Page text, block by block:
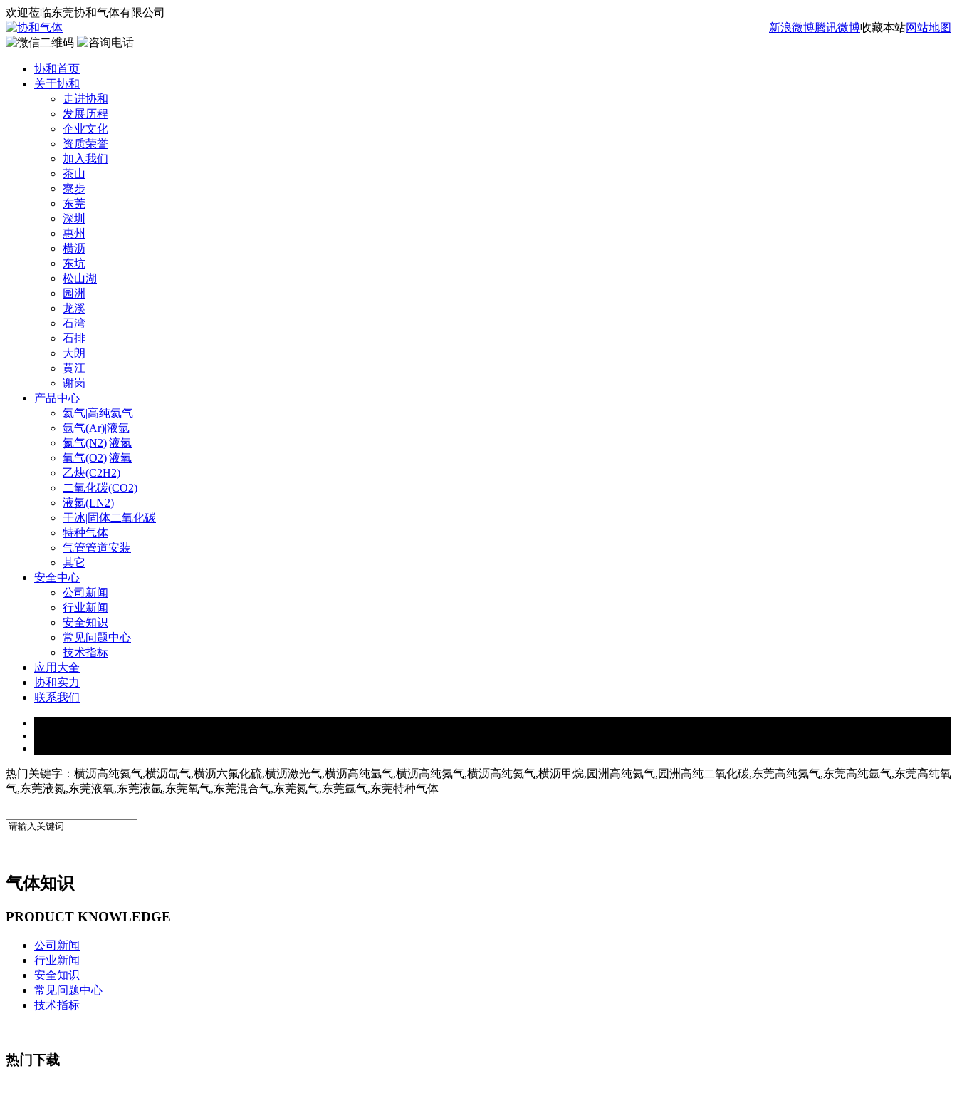
欢迎莅临东莞协和气体有限公司
新浪微博腾讯微博收藏本站网站地图
协和首页
关于协和
走进协和
发展历程
企业文化
资质荣誉
加入我们
茶山
寮步
东莞
深圳
惠州
横沥
东坑
松山湖
园洲
龙溪
石湾
石排
大朗
黄江
谢岗
产品中心
氦气|高纯氦气
氩气(Ar)|液氩
氮气(N2)|液氮
氧气(O2)|液氧
乙炔(C2H2)
二氧化碳(CO2)
液氮(LN2)
干冰|固体二氧化碳
特种气体
气管管道安装
其它
安全中心
公司新闻
行业新闻
安全知识
常见问题中心
技术指标
应用大全
协和实力
联系我们
热门关键字：横沥高纯氦气,横沥氙气,横沥六氟化硫,横沥激光气,横沥高纯氩气,横沥高纯氮气,横沥高纯氦气,横沥甲烷,园洲高纯氦气,园洲高纯二氧化碳,东莞高纯氮气,东莞高纯氩气,东莞高纯氧
气,东莞液氮,东莞液氧,东莞液氩,东莞氧气,东莞混合气,东莞氮气,东莞氩气,东莞特种气体
气体知识
PRODUCT KNOWLEDGE
公司新闻
行业新闻
安全知识
常见问题中心
技术指标
热门下载